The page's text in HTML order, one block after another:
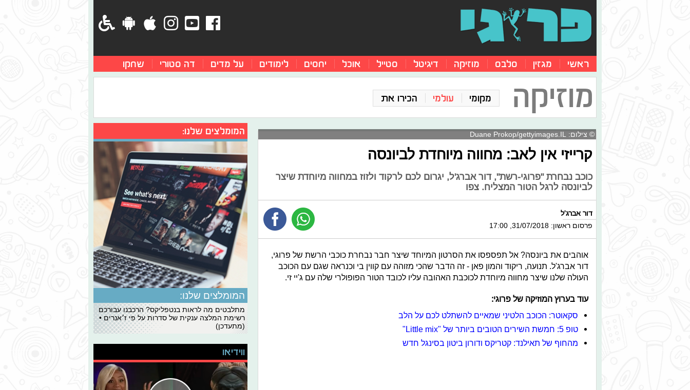
ראשי מגזין סלבס מוזיקה דיגיטל סטייל אוכל יחסים לימודים על מדים דה סטורי שחקו
מוזיקה מקומי עולמי הכירו את
© צילום: Duane Prokop/gettyimages.IL
קרייזי אין לאב: מחווה מיוחדת לביונסה
כוכב נבחרת "פרוגי-רשת", דור אברג'ל, יגרום לכם לרקוד ולזוז במחווה מיוחדת שיצר
לביונסה לרגל הטור המצליח. צפו
דור אברג'ל
פרסום ראשון: 31/07/2018, 17:00
אוהבים את ביונסה? אל תפספסו את הסרטון המיוחד שיצר חבר נבחרת כוכבי הרשת של פרוגי,
דור אברג'ל. תנועה, ריקוד והמון פאן - זה הדבר שהכי מזוהה עם קווין בי וכנראה שגם עם הכוכב
העולה שלנו שיצר מחווה מיוחדת לכוכבת האהובה עליו לכובד הטור הפופולרי שלה עם ג'יי זי.
עוד בערוץ המוזיקה של פרוגי:
סקאוטר: הכוכב הלטיני שמאיים להשתלט לכם על הלב
טופ 5: חמשת השירים הטובים ביותר של "Little mix"
מהחוף של תאילנד: קטריקס ודורון ביטון בסינגל חדש
המומלצים שלנו:
המומלצים שלנו:
מתלבטים מה לראות בנטפליקס? הרכבנו עבורכם
רשימת המלצה ענקית של סדרות על פי ז׳אנרים •
(מתעדכן)
ווידיאו